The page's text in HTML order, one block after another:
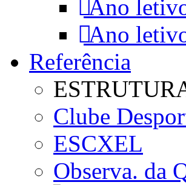
Ano
Ano
Referência
Clube
ESCXEL
Observa. da